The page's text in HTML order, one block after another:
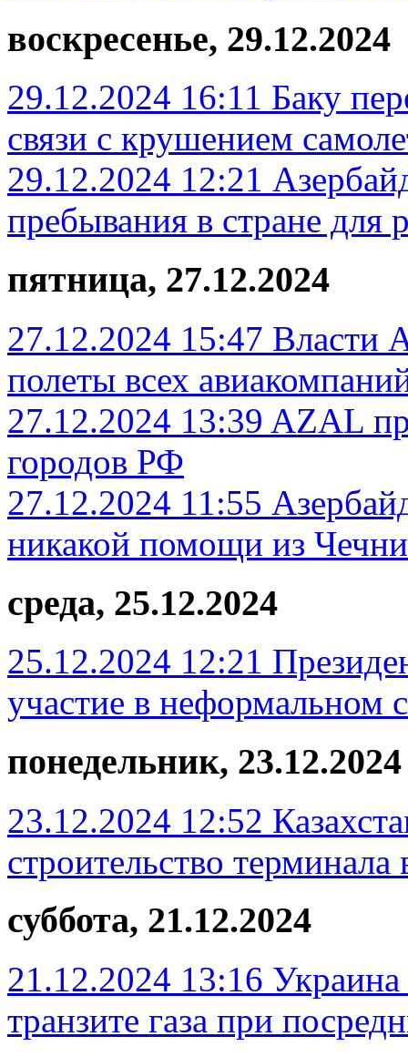
воскресенье, 29.12.2024
29.12.2024 16:11 Баку
связи с крушением
29.12.2024 12:21
пребывания в стране для
пятница, 27.12.2024
27.12.2024 15:47 Власти
полеты всех
27.12.2024 13:39 AZAL
городов РФ
27.12.2024 11:55
никакой помощи из Чечни
среда, 25.12.2024
25.12.2024 12:21
участие в неформальном
понедельник, 23.12.2024
23.12.2024 12:52
строительство
суббота, 21.12.2024
21.12.2024 13:16
транзите газа при